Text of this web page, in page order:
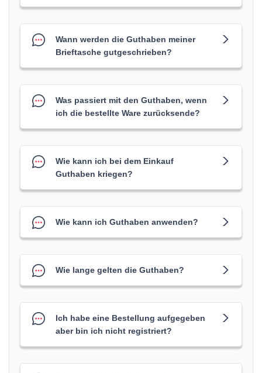
Wann werden die Guthaben meiner
Brieftasche gutgeschrieben?
Was passiert mit den Guthaben, wenn
ich die bestellte Ware zurücksende?
Wie kann ich bei dem Einkauf
Guthaben kriegen?
Wie kann ich Guthaben anwenden?
Wie lange gelten die Guthaben?
Ich habe eine Bestellung aufgegeben
aber bin ich nicht registriert?